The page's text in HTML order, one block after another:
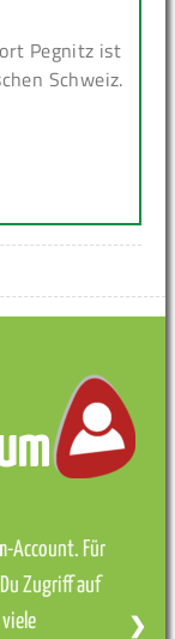
Pegnitz ist
Schweiz.
Account. Für
Zugriff auf
❯